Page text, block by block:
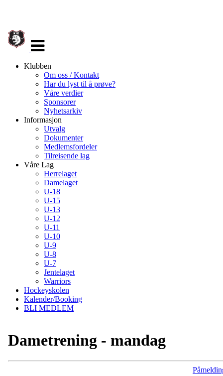
navigasjon
Klubben
Om oss / Kontakt
Har du lyst til å prøve?
Våre verdier
Sponsorer
Nyhetsarkiv
Informasjon
Utvalg
Dokumenter
Medlemsfordeler
Tilreisende lag
Våre Lag
Herrelaget
Damelaget
U-18
U-15
U-13
U-12
U-11
U-10
U-9
U-8
U-7
Jentelaget
Warriors
Hockeyskolen
Kalender/Booking
BLI MEDLEM
Dametrening - mandag